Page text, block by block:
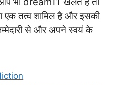
एक तत्व शामिल है और इसकी
से और अपने स्वयं के